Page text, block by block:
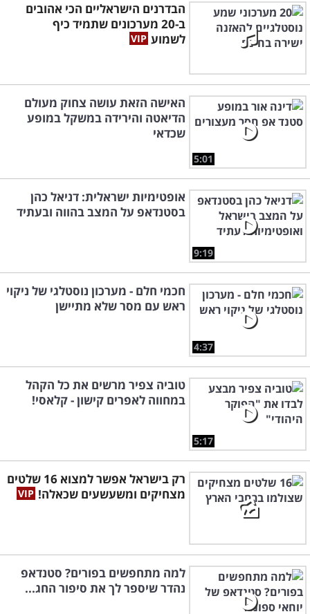
הבדרנים הישראליים הכי אהובים
ב-20 מערכונים שתמיד כיף
לשמוע
5:01
האישה הזאת עושה צחוק מעולם
הדיאטה והירידה במשקל במופע
שכדאי
9:19
אופטימיות ישראלית: דניאל כהן
בסטנדאפ על המצב בהווה ובעתיד
4:37
חכמי חלם - מערכון נוסטלגי של ניקוי
ראש עם מסר שלא מתיישן
5:17
טוביה צפיר מרשים את כל הקהל
במחווה לאפרים קישון - קלאסי!
רק בישראל אפשר למצוא 16 שלטים
מצחיקים ומשעשעים שכאלה!
למה מתחפשים בפורים? סטנדאפ
נהדר שיספר לך את סיפור החג...